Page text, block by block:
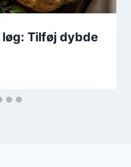
Tilføj dybde